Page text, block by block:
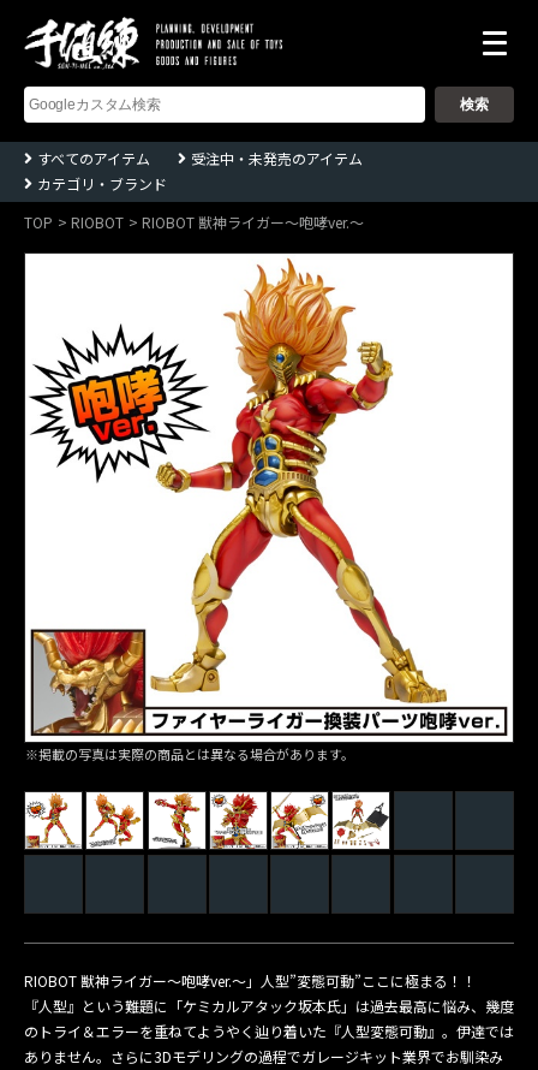
式
会
千
値
練
ー
Sentinel
すべてのアイテム
受注中・未発売のアイテム
カテゴリ・ブランド
TOP
RIOBOT RIOBOT 獣神ライガー〜咆哮ver.〜
※掲載の写真は実際の商品とは異なる場合があります。
RIOBOT 獣神ライガー〜咆哮ver.〜」人型”変態可動”ここに極まる！！
『人型』という難題に「ケミカルアタック坂本氏」は過去最高に悩み、幾度
のトライ＆エラーを重ねてようやく辿り着いた『人型変態可動』。伊達では
ありません。さらに3Dモデリングの過程でガレージキット業界でお馴染み